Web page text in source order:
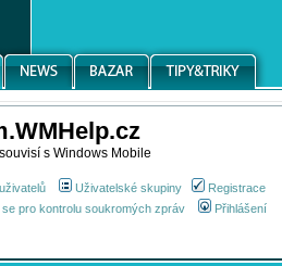
s Windows Mobile
Uživatelské skupiny
Registrace
se pro kontrolu soukromých zpráv Přihlášení